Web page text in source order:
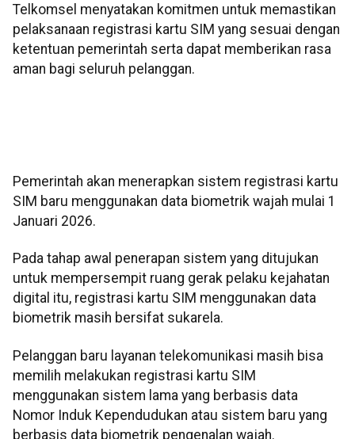
Telkomsel menyatakan komitmen untuk memastikan
pelaksanaan registrasi kartu SIM yang sesuai dengan
ketentuan pemerintah serta dapat memberikan rasa
aman bagi seluruh pelanggan.
Pemerintah akan menerapkan sistem registrasi kartu
SIM baru menggunakan data biometrik wajah mulai 1
Januari 2026.
Pada tahap awal penerapan sistem yang ditujukan
untuk mempersempit ruang gerak pelaku kejahatan
digital itu, registrasi kartu SIM menggunakan data
biometrik masih bersifat sukarela.
Pelanggan baru layanan telekomunikasi masih bisa
memilih melakukan registrasi kartu SIM
menggunakan sistem lama yang berbasis data
Nomor Induk Kependudukan atau sistem baru yang
berbasis data biometrik pengenalan wajah.